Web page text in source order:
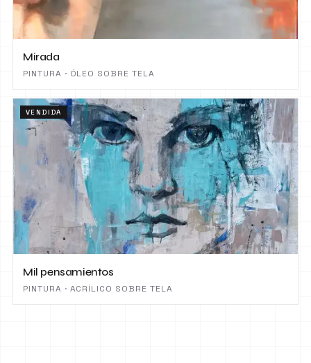
Mirada
PINTURA · ÓLEO SOBRE TELA
VENDIDA
Mil pensamientos
PINTURA · ACRÍLICO SOBRE TELA